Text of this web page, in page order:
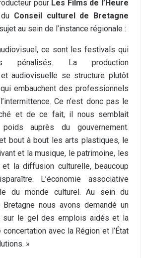
pour Les Films de l’Heure
Conseil culturel de Bretagne
au sein de l’instance régionale :
ce sont les festivals qui
La production
et audiovisuelle se structure plutôt
embauchent des professionnels
Ce n’est donc pas le
et de ce fait, il nous semblait
auprès du gouvernement.
bout à bout les arts plastiques, le
et la musique, le patrimoine, les
la diffusion culturelle, beaucoup
L’économie associative
du monde culturel. Au sein du
nous avons demandé un
sur le gel des emplois aidés et la
concertation avec la Région et l’État
»